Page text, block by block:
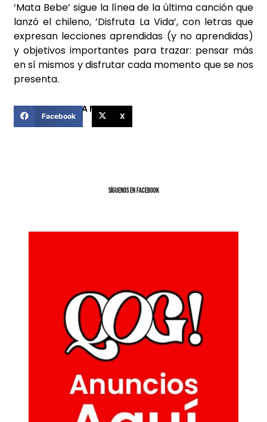
‘Mata Bebe’ sigue la línea de la última canción que
lanzó el chileno, ’Disfruta La Vida’, con letras que
expresan lecciones aprendidas (y no aprendidas)
y objetivos importantes para trazar: pensar más
en sí mismos y disfrutar cada momento que se nos
presenta.
COMPARTIR ESTA NOTICIA
Facebook X
SíGUENOS EN FACEBOOK